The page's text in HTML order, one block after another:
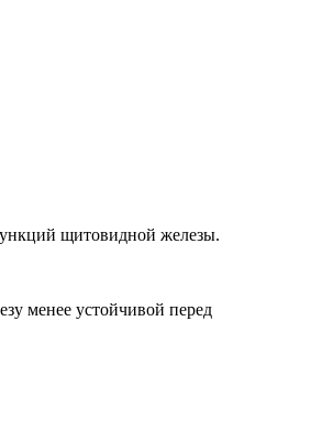
щитовидной железы.
менее устойчивой перед